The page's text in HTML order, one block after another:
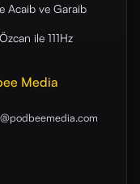
Acaib ve Garaib
ile 111Hz
Media
.com